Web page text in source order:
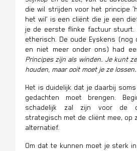
die wil strijden voor het principe
het wil’ is een cliënt die je een
je de eerste flinke factuur stuurt.
etherisch. De oude Eyskens (nog
en niet meer onder ons) had
Principes zijn als winden. Je kunt
houden, maar ooit moet je ze lossen.
Het is duidelijk dat je daarbij
gedachten moet brengen.
schadelijk zal zijn voor de
strategisch met de cliënt mee, op
alternatief.
Om dat te kunnen moet je sterk